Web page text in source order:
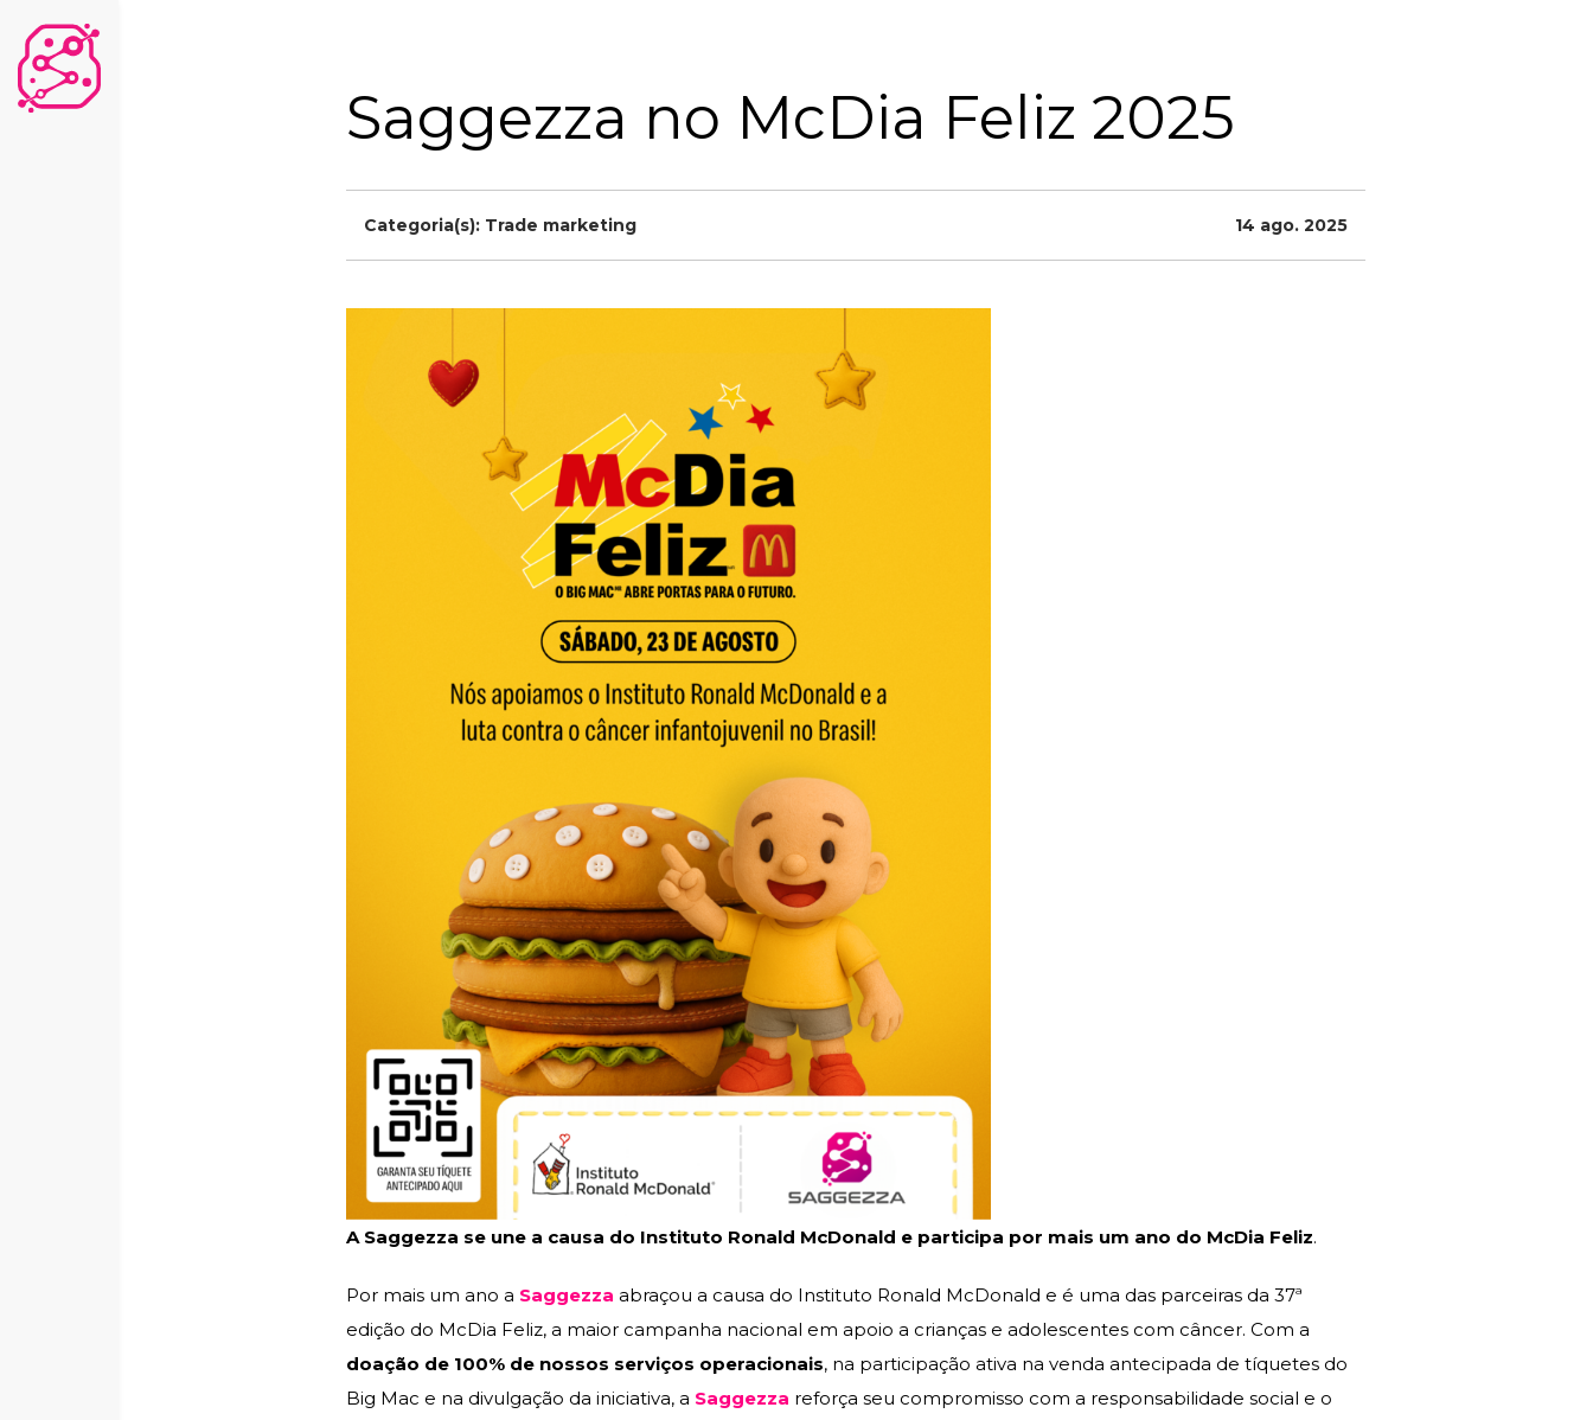
Saggezza no McDia Feliz 2025
Categoria(s): Trade marketing 14 ago. 2025
A Saggezza se une a causa do Instituto Ronald McDonald e participa por mais um ano do McDia Feliz.
Por mais um ano a Saggezza abraçou a causa do Instituto Ronald McDonald e é uma das parceiras da 37ª
edição do McDia Feliz, a maior campanha nacional em apoio a crianças e adolescentes com câncer. Com a
doação de 100% de nossos serviços operacionais, na participação ativa na venda antecipada de tíquetes do
Big Mac e na divulgação da iniciativa, a Saggezza reforça seu compromisso com a responsabilidade social e o